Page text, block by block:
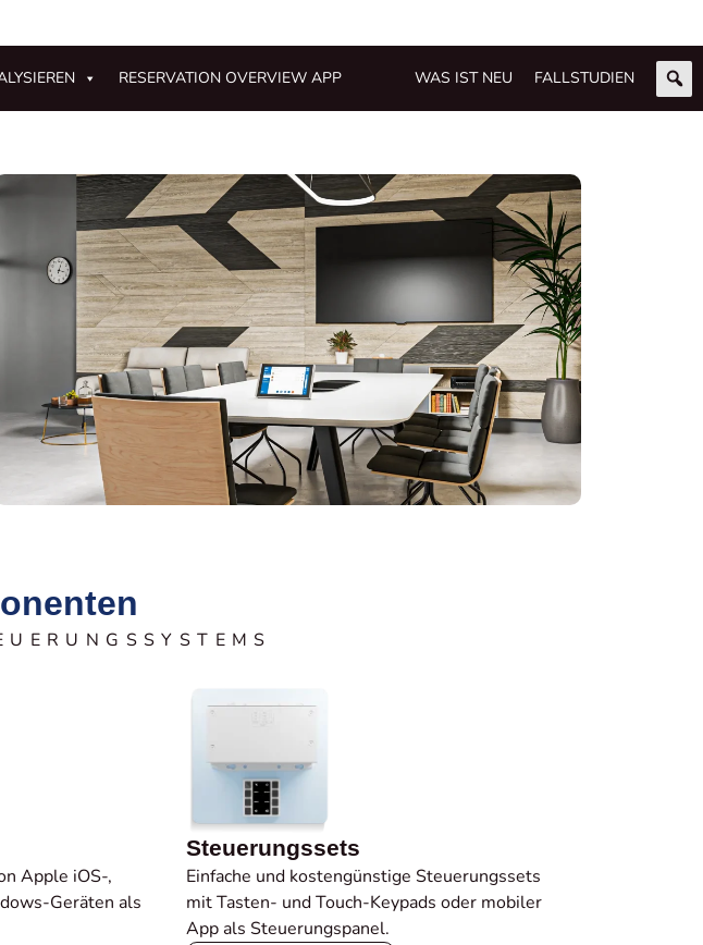
FALLSTUDIEN
WAS IST NEU
RESERVATION OVERVIEW APP
Apple iOS-,
Geräten als
Steuerungssets
Einfache und kostengünstige Steuerungssets
mit Tasten- und Touch-Keypads oder mobiler
App als Steuerungspanel.